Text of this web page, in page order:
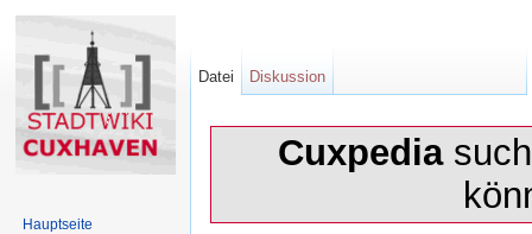
Cuxpedia
Datei Diskussion
Hauptseite